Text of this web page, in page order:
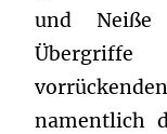
und Neiße
namentlich